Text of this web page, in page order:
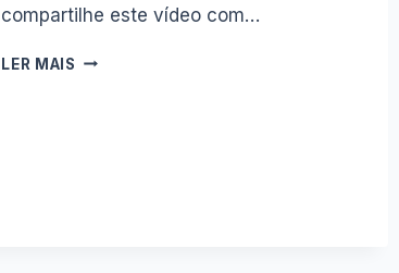
compartilhe este vídeo com…
LER MAIS 📊